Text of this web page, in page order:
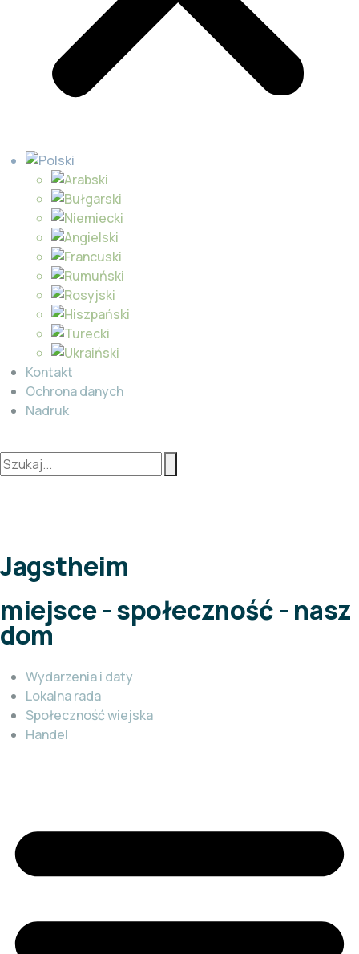
Kontakt
Ochrona danych
Nadruk
Jagstheim
miejsce - społeczność - nasz
dom
Wydarzenia i daty
Lokalna rada
Społeczność wiejska
Handel